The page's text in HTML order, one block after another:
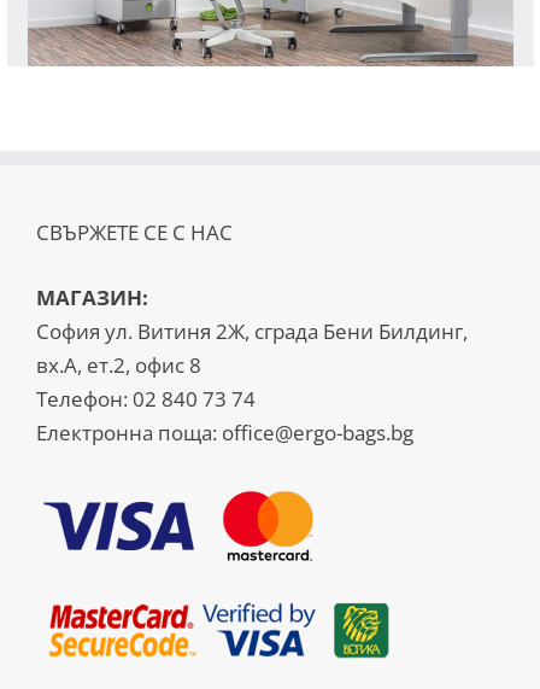
СВЪРЖЕТЕ СЕ С НАС
МАГАЗИН:
София ул. Витиня 2Ж, сграда Бени Билдинг,
вх.А, ет.2, офис 8
Телефон: 02 840 73 74
Електронна поща: office@ergo-bags.bg